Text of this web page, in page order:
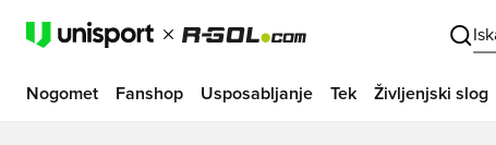
Nogomet Fanshop Usposabljanje Tek Življenjski slog